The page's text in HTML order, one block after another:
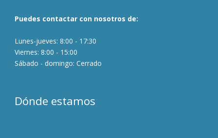
Puedes contactar con nosotros de:
Lunes-jueves: 8:00 - 17:30
Viernes: 8:00 - 15:00
Sábado - domingo: Cerrado
Dónde estamos